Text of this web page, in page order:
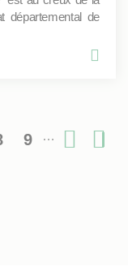
départemental de
Page
9 …
Page